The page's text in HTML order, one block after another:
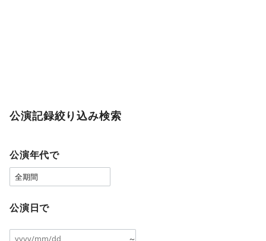
公演記録絞り込み検索
公演年代で
公演日で
～